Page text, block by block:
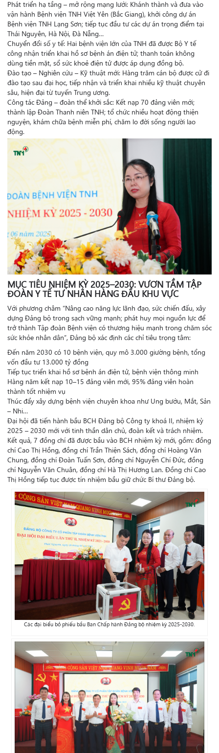
Phát triển hạ tầng – mở rộng mạng lưới: Khánh thành và đưa vào
vận hành Bệnh viện TNH Việt Yên (Bắc Giang), khởi công dự án
Bệnh viện TNH Lạng Sơn; tiếp tục đầu tư các dự án trọng điểm tại
Thái Nguyên, Hà Nội, Đà Nẵng…
Chuyển đổi số y tế: Hai bệnh viện lớn của TNH đã được Bộ Y tế
công nhận triển khai hồ sơ bệnh án điện tử; thanh toán không
dùng tiền mặt, sổ sức khoẻ điện tử được áp dụng đồng bộ.
Đào tạo – Nghiên cứu – Kỹ thuật mới: Hàng trăm cán bộ được cử đi
đào tạo sau đại học, tiếp nhận và triển khai nhiều kỹ thuật chuyên
sâu, hiện đại từ tuyến Trung ương.
Công tác Đảng – đoàn thể khởi sắc: Kết nạp 70 đảng viên mới;
thành lập Đoàn Thanh niên TNH; tổ chức nhiều hoạt động thiện
nguyện, khám chữa bệnh miễn phí, chăm lo đời sống người lao
động.
MỤC TIÊU NHIỆM KỲ 2025–2030: VƯƠN TẦM TẬP
ĐOÀN Y TẾ TƯ NHÂN HÀNG ĐẦU KHU VỰC
Với phương châm “Nâng cao năng lực lãnh đạo, sức chiến đấu, xây
dựng Đảng bộ trong sạch vững mạnh; phát huy mọi nguồn lực để
trở thành Tập đoàn Bệnh viện có thương hiệu mạnh trong chăm sóc
sức khỏe nhân dân”, Đảng bộ xác định các chỉ tiêu trọng tâm:
Đến năm 2030 có 10 bệnh viện, quy mô 3.000 giường bệnh, tổng
vốn đầu tư 13.000 tỷ đồng
Tiếp tục triển khai hồ sơ bệnh án điện tử, bệnh viện thông minh
Hàng năm kết nạp 10–15 đảng viên mới, 95% đảng viên hoàn
thành tốt nhiệm vụ
Thúc đẩy xây dựng bệnh viện chuyên khoa như Ung bướu, Mắt, Sản
– Nhi…
Đại hội đã tiến hành bầu BCH Đảng bộ Công ty khoá II, nhiệm kỳ
2025 – 2030 mới với tinh thần dân chủ, đoàn kết và trách nhiệm.
Kết quả, 7 đồng chí đã được bầu vào BCH nhiệm kỳ mới, gồm: đồng
chí Cao Thị Hồng, đồng chí​​​​​​ Trần Thiện Sách, đồng chí Hoàng Văn
Chung, đồng chí Đoàn Tuấn Sơn, đồng chí Nguyễn Chí Đức, đồng
chí Nguyễn Văn Chuân, đồng chí Hà Thị Hương Lan. Đồng chí Cao
Thị Hồng tiếp tục được tín nhiệm bầu giữ chức Bí thư Đảng bộ.
Các đại biểu bỏ phiếu bầu Ban Chấp hành Đảng bộ nhiệm kỳ 2025-2030.